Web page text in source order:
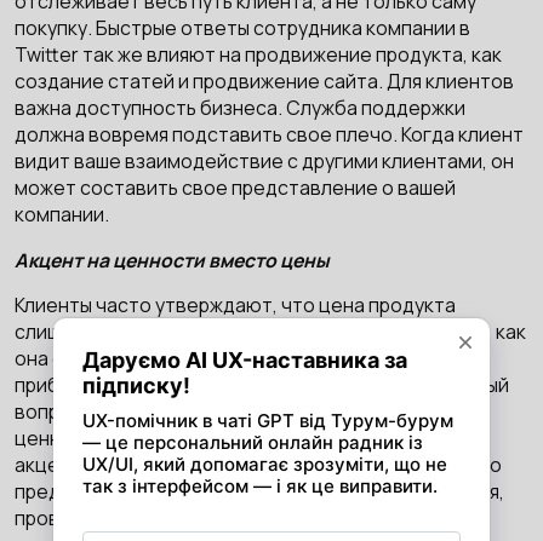
покупку. Быстрые ответы сотрудника компании в
Twitter так же влияют на продвижение продукта, как
создание статей и продвижение сайта. Для клиентов
важна доступность бизнеса. Служба поддержки
должна вовремя подставить свое плечо. Когда клиент
видит ваше взаимодействие с другими клиентами, он
может составить свое представление о вашей
компании.
Акцент на ценности вместо цены
Клиенты часто утверждают, что цена продукта
слишком завышена. При этом никому не интересно, как
она складывается, какие издержки производства,
прибыль и цены конкурентов. Цена важна, но главный
вопрос, который задают себе клиенты, какова
ценность вашего товара. Необходимо четко
акцентировать внимание на преимуществах вашего
предложения, по сравнению с ценой. Исследования,
проведенные в Стэнфордском университете,